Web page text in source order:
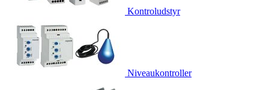
Kontroludstyr
Niveaukontroller